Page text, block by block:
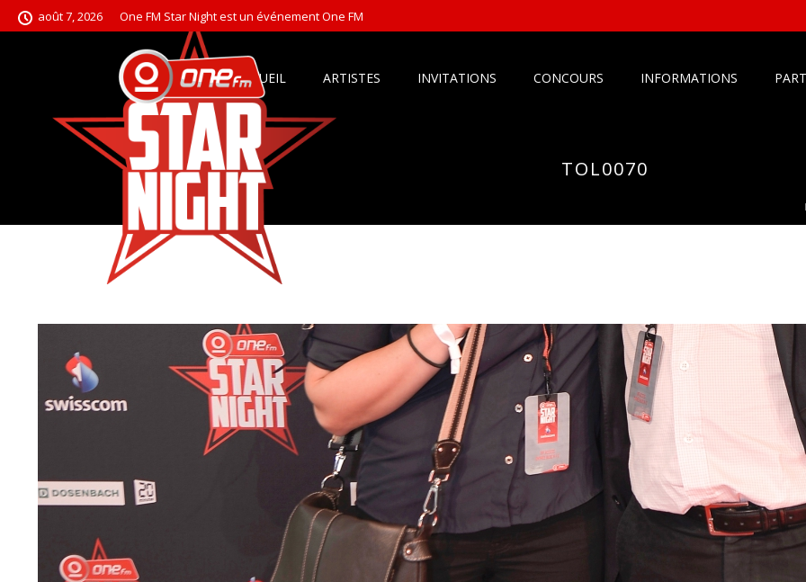
août 7, 2026 One FM Star Night est un événement One FM
ACCUEIL ARTISTES INVITATIONS CONCOURS INFORMATIONS
TOL0070